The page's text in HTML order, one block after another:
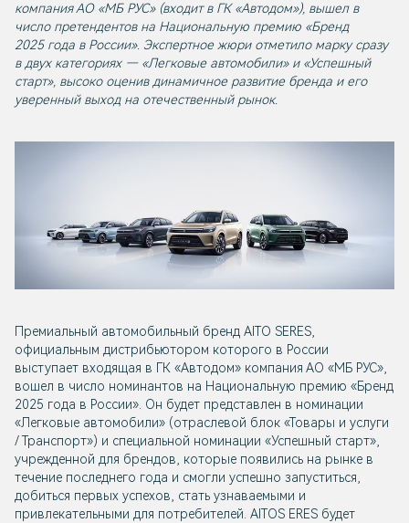
компания АО «МБ РУС» (входит в ГК «Автодом»), вышел в
число претендентов на Национальную премию «Бренд
2025 года в России». Экспертное жюри отметило марку сразу
в двух категориях — «Легковые автомобили» и «Успешный
старт», высоко оценив динамичное развитие бренда и его
уверенный выход на отечественный рынок.
Премиальный автомобильный бренд AITO SERES,
официальным дистрибьютором которого в России
выступает входящая в ГК «Автодом» компания АО «МБ РУС»,
вошел в число номинантов на Национальную премию «Бренд
2025 года в России». Он будет представлен в номинации
«Легковые автомобили» (отраслевой блок «Товары и услуги
/ Транспорт») и специальной номинации «Успешный старт»,
учрежденной для брендов, которые появились на рынке в
течение последнего года и смогли успешно запуститься,
добиться первых успехов, стать узнаваемыми и
привлекательными для потребителей. AITOS ERES будет